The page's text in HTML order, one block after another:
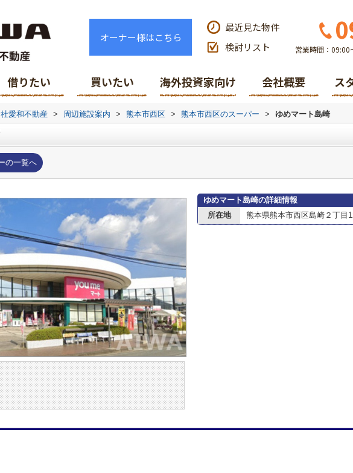
オーナー様はこちら
最近見た物件
検討リスト
営業時間：
借りたい 買いたい 海外投資家向け 会社概要 ス
愛和不動産 > 周辺施設案内 > 熊本市西区 > 熊本市西区のスーパー > ゆめマート島崎
の一覧へ
ゆめマート島崎の詳細情報
所在地
熊本県熊本市西区島崎２丁目